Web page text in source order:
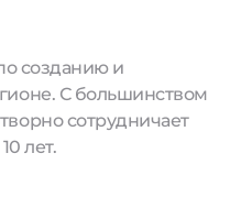
созданию и
С большинством
сотрудничает
лет.